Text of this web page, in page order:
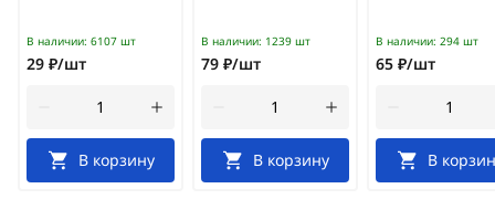
В наличии: 6107 шт
29 ₽/шт
В корзину
В наличии: 1239 шт
79 ₽/шт
В корзину
В наличии: 294 шт
65 ₽/шт
В